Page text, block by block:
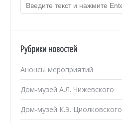
Рубрики новостей
Анонсы мероприятий
Дом-музей А.Л. Чижевского
Дом-музей К.Э. Циолковского